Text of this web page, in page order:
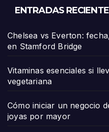
ENTRADAS
Chelsea vs Everton:
en Stamford Bridge
Vitaminas esenciales si
vegetariana
Cómo iniciar un negocio
joyas por mayor